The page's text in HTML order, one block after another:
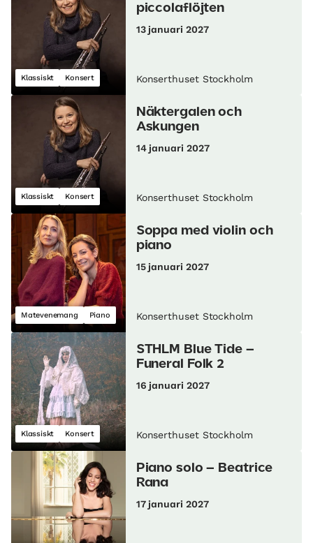
Klassiskt Konsert
piccolaflöjten
13 januari 2027
Konserthuset Stockholm
Klassiskt Konsert
Näktergalen och
Askungen
14 januari 2027
Konserthuset Stockholm
Matevenemang Piano
Soppa med violin och
piano
15 januari 2027
Konserthuset Stockholm
Klassiskt Konsert
STHLM Blue Tide –
Funeral Folk 2
16 januari 2027
Konserthuset Stockholm
Piano solo – Beatrice
Rana
17 januari 2027